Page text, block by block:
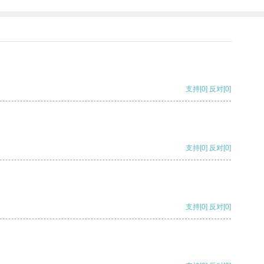
支持[0] 反对[0]
支持[0] 反对[0]
支持[0] 反对[0]